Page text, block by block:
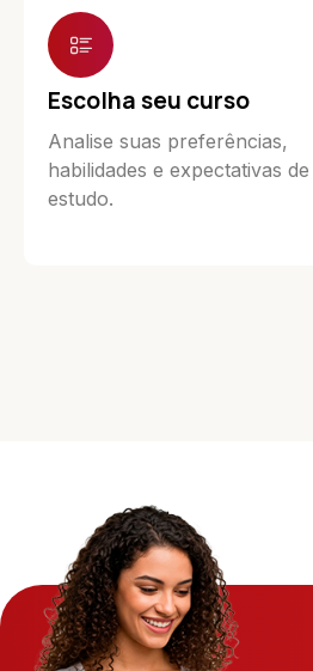
Escolha seu curso
Analise suas preferências,
habilidades e expectativas de
estudo.